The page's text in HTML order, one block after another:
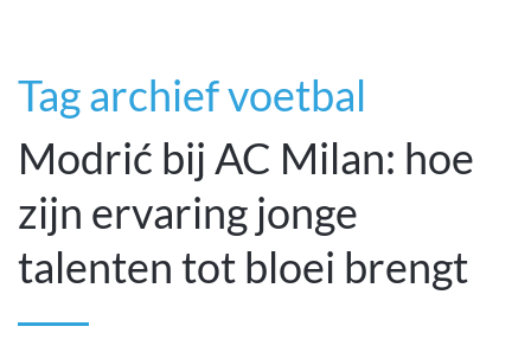
Tag archief voetbal
Modrić bij AC Milan: hoe
zijn ervaring jonge
talenten tot bloei brengt